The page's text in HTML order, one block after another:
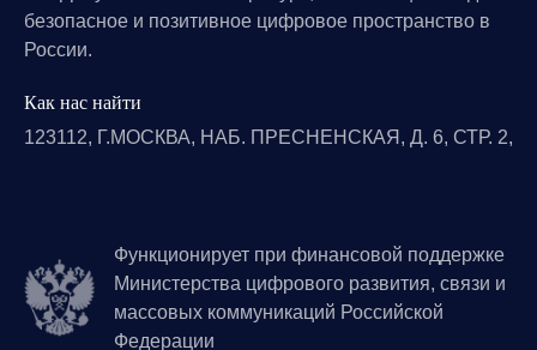
безопасное и позитивное цифровое пространство в
России.
Как нас найти
123112, Г.МОСКВА, НАБ. ПРЕСНЕНСКАЯ, Д. 6, СТР. 2,
Функционирует при финансовой поддержке
Министерства цифрового развития, связи и
массовых коммуникаций Российской
Федерации